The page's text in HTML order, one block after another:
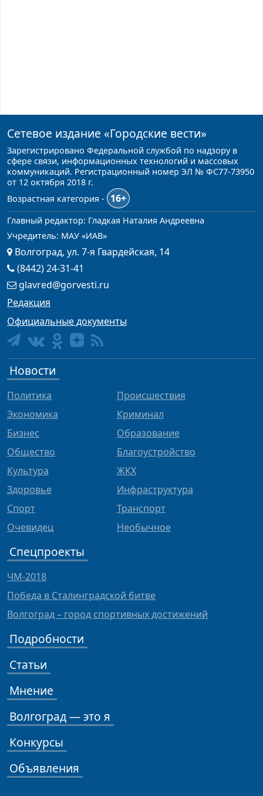
Сетевое издание «Городские вести»
Зарегистрировано Федеральной службой по надзору в
сфере связи, информационных технологий и массовых
коммуникаций. Регистрационный номер ЭЛ № ФС77-73950
от 12 октября 2018 г.
Возрастная категория -
16+
Главный редактор: Гладкая Наталия Андреевна
Учредитель: МАУ «ИАВ»
Волгоград, ул. 7-я Гвардейская, 14
(8442) 24-31-41
glavred@gorvesti.ru
Редакция
Официальные документы
Новости
Политика
Экономика
Бизнес
Общество
Культура
Здоровье
Спорт
Очевидец
Происшествия
Криминал
Образование
Благоустройство
ЖКХ
Инфраструктура
Транспорт
Необычное
Спецпроекты
ЧМ-2018
Победа в Сталинградской битве
Волгоград – город спортивных достижений
Подробности
Статьи
Мнение
Волгоград — это я
Конкурсы
Объявления